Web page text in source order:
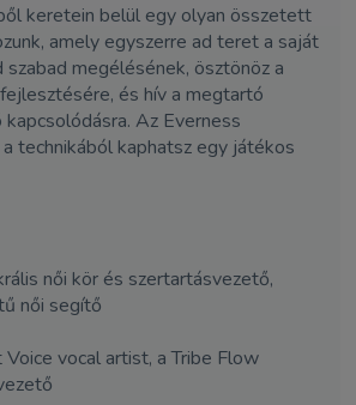
keretein belül egy olyan összetett
amely egyszerre ad teret a saját
szabad megélésének, ösztönöz a
és hív a megtartó
Az Everness
technikából kaphatsz egy játékos
női kör és szertartásvezető,
női segítő
vocal artist, a Tribe Flow